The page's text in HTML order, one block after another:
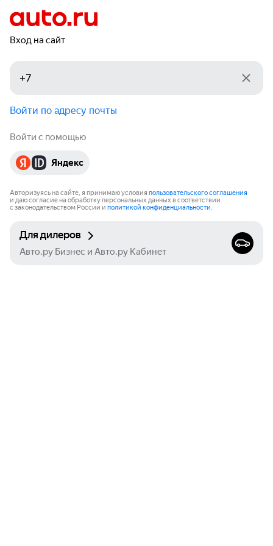
Вход на сайт
Войти по адресу почты
Войти с помощью
Яндекс
Авторизуясь на сайте, я принимаю условия пользовательского соглашения
и даю согласие на обработку персональных данных в соответствии
с законодательством России и политикой конфиденциальности.
Для дилеров
Авто.ру Бизнес и Авто.ру Кабинет